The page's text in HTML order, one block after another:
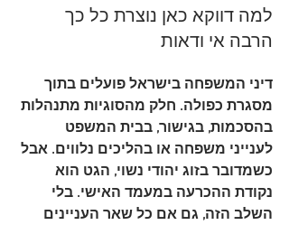
למה דווקא כאן נוצרת כל כך
הרבה אי ודאות
דיני המשפחה בישראל פועלים בתוך
מסגרת כפולה. חלק מהסוגיות מתנהלות
בהסכמות, בגישור, בבית המשפט
לענייני משפחה או בהליכים נלווים. אבל
כשמדובר בזוג יהודי נשוי, הגט הוא
נקודת ההכרעה במעמד האישי. בלי
השלב הזה, גם אם כל שאר העניינים